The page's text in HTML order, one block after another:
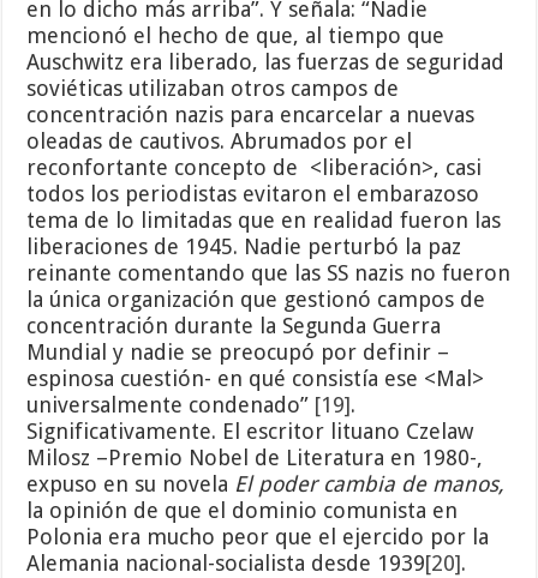
en lo dicho más arriba”. Y señala: “Nadie
mencionó el hecho de que, al tiempo que
Auschwitz era liberado, las fuerzas de seguridad
soviéticas utilizaban otros campos de
concentración nazis para encarcelar a nuevas
oleadas de cautivos. Abrumados por el
reconfortante concepto de <liberación>, casi
todos los periodistas evitaron el embarazoso
tema de lo limitadas que en realidad fueron las
liberaciones de 1945. Nadie perturbó la paz
reinante comentando que las SS nazis no fueron
la única organización que gestionó campos de
concentración durante la Segunda Guerra
Mundial y nadie se preocupó por definir –
espinosa cuestión- en qué consistía ese <Mal>
universalmente condenado” [19].
Significativamente. El escritor lituano Czelaw
Milosz –Premio Nobel de Literatura en 1980-,
expuso en su novela El poder cambia de manos,
la opinión de que el dominio comunista en
Polonia era mucho peor que el ejercido por la
Alemania nacional-socialista desde 1939[20].